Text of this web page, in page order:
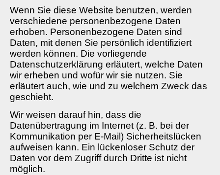
Wenn Sie diese Website benutzen, werden
verschiedene personenbezogene Daten
erhoben. Personenbezogene Daten sind
Daten, mit denen Sie persönlich identifiziert
werden können. Die vorliegende
Datenschutzerklärung erläutert, welche Daten
wir erheben und wofür wir sie nutzen. Sie
erläutert auch, wie und zu welchem Zweck das
geschieht.
Wir weisen darauf hin, dass die
Datenübertragung im Internet (z. B. bei der
Kommunikation per E-Mail) Sicherheitslücken
aufweisen kann. Ein lückenloser Schutz der
Daten vor dem Zugriff durch Dritte ist nicht
möglich.